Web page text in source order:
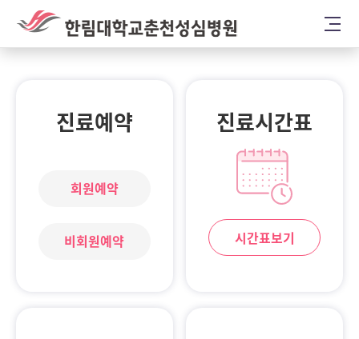
진료예약
회원예약
비회원예약
진료시간표
시간표보기